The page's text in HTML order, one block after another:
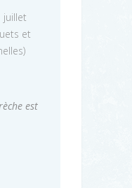
juillet
et
est